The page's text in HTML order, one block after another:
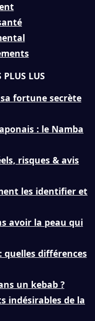
PLUS LUS
fortune secrète
: le Namba
risques & avis
les identifier et
avoir la peau qui
quelles différences
un kebab ?
indésirables de la